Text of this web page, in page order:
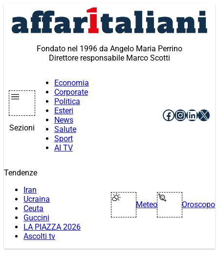
contenuto
Fondato nel 1996 da Angelo Maria Perrino
Direttore responsabile Marco Scotti
Sezioni
Economia
Corporate
Politica
Esteri
News
Salute
Sport
AI TV
Facebook
X
Tendenze
Iran
Ucraina
Ceuta
Guccini
LA PIAZZA 2026
Ascolti tv
Meteo Oroscopo